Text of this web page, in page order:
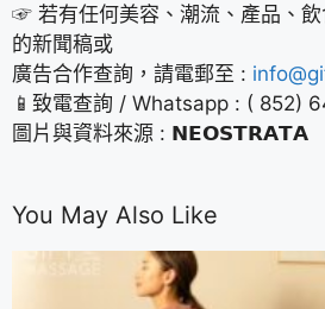
☞ 若有任何美容、潮流、產品、
的新聞稿或
廣告合作查詢，請電郵至 :
📱致電查詢 / Whatsapp : ( 852)
圖片與資料來源 : 𝗡𝗘𝗢𝗦𝗧𝗥𝗔𝗧𝗔
You May Also Like